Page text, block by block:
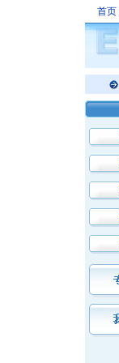
首页